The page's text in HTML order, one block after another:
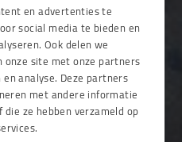
en advertenties te
social media te bieden en
Ook delen we
site met onze partners
analyse. Deze partners
met andere informatie
ze hebben verzameld op